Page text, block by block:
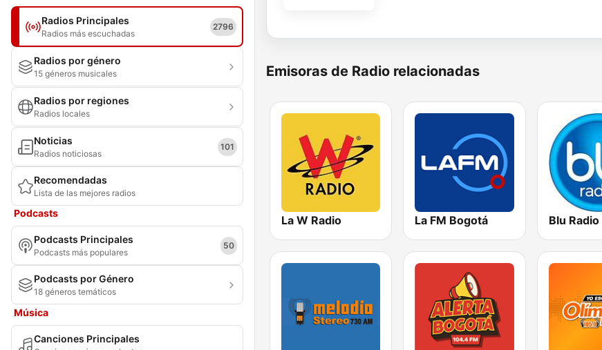
Radios Principales
Radios más escuchadas
2796
Radios por género
15 géneros musicales
Radios por regiones
Radios locales
Noticias
Radios noticiosas
101
Recomendadas
Lista de las mejores radios
Podcasts
Podcasts Principales
Podcasts más populares
50
Podcasts por Género
18 géneros temáticos
Música
Canciones Principales
Emisoras de Radio relacionadas
La W Radio La FM Bogotá Blu Radio